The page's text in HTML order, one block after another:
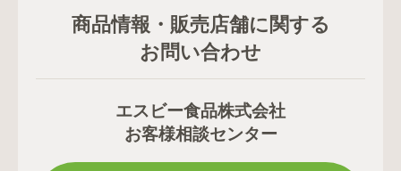
商品情報・販売店舗に関する
お問い合わせ
エスビー食品株式会社
お客様相談センター